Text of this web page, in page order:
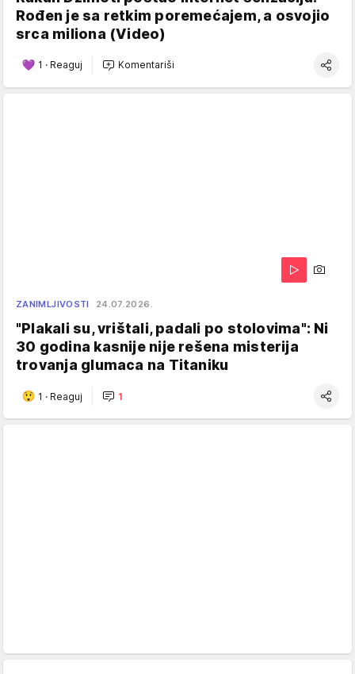
Rođen je sa retkim poremećajem, a osvojio
srca miliona (Video)
1 · Reaguj Komentariši
ZANIMLJIVOSTI 24.07.2026.
"Plakali su, vrištali, padali po stolovima": Ni
30 godina kasnije nije rešena misterija
trovanja glumaca na Titaniku
1 · Reaguj 1